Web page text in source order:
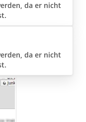
da er nicht
da er nicht